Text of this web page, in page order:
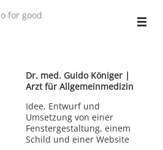
Dr. med. Guido Königer |
Arzt für Allgemeinmedizin
Idee, Entwurf und
Umsetzung von einer
Fenstergestaltung, einem
Schild und einer Website